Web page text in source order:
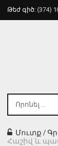
Թեժ գիծ: (374)
Մուտք /
Հաշիվ և